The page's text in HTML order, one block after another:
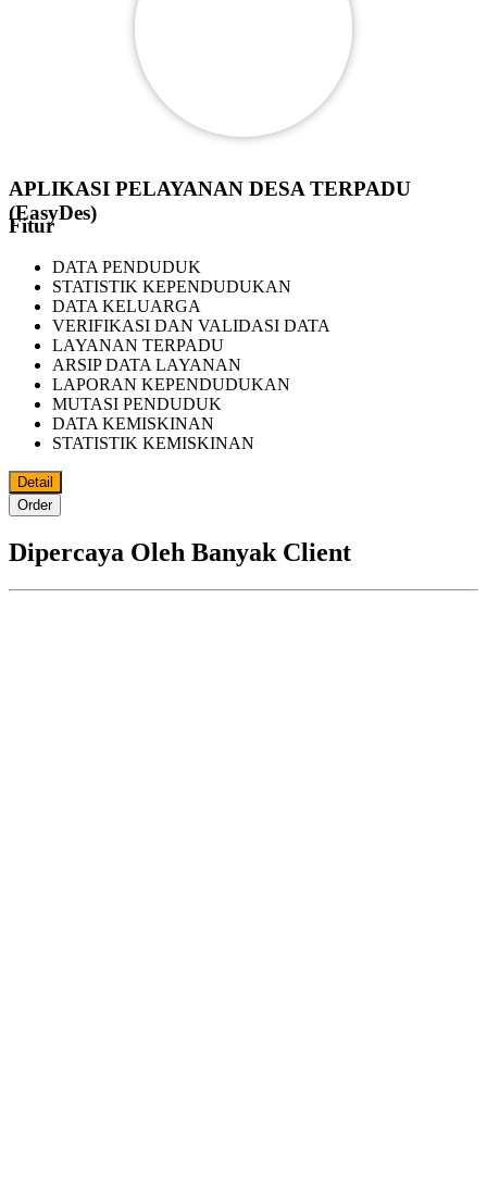
APLIKASI PELAYANAN DESA TERPADU
(EasyDes)
Fitur
DATA PENDUDUK
STATISTIK KEPENDUDUKAN
DATA KELUARGA
VERIFIKASI DAN VALIDASI DATA
LAYANAN TERPADU
ARSIP DATA LAYANAN
LAPORAN KEPENDUDUKAN
MUTASI PENDUDUK
DATA KEMISKINAN
STATISTIK KEMISKINAN
Detail
Order
Dipercaya Oleh Banyak Client